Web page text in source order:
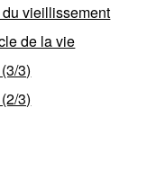
vieillissement
de la vie
3)
3)